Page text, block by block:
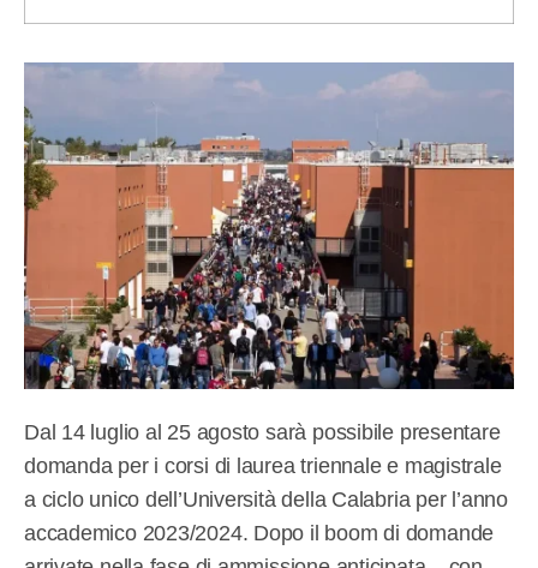
Dal 14 luglio al 25 agosto sarà possibile presentare
domanda per i corsi di laurea triennale e magistrale
a ciclo unico dell’Università della Calabria per l’anno
accademico 2023/2024. Dopo il boom di domande